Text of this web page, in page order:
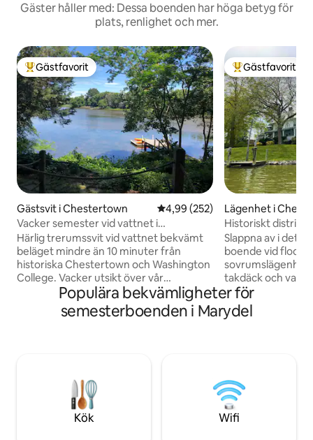
Gäster håller med: Dessa boenden har höga betyg för
plats, renlighet och mer.
Populär gästfavorit
Gästfavorit
Gästsvit i Chestertown 4,99 av 5 i genomsnittligt
4,99 (252)
Vacker semester vid vattnet i
Chestertown
Härlig trerumssvit vid vattnet bekvämt
beläget mindre än 10 minuter från
historiska Chestertown och Washington
College. Vacker utsikt över vår
tidvattenbäck, fullt utrustat kök,
skogsklädd tomt, lugnt grannskap,
fågelskådning, kajakpaddling, utmärkt
intäkterna till Kent Attainable Housing,
Animal Care Shelter of Kent County eller
ShoreRivers conservation – ditt val.
Populär
Gästfavorit
Lägenhet i
Historiskt distrikt
Lägenhet
Slappna av i detta
boende vid floden. Tredje våningen,
takdäck och
Chesterfloden.
gata på vattnet,
historiska
med dina egna. Njut av kaffe och
soluppgång från
INGEN
Populära bekvämligheter för
semesterboenden i Marydel
Kök Wifi